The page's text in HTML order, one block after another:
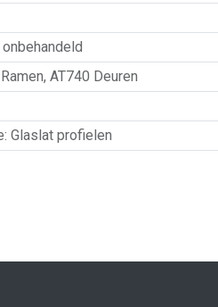
, AT740 Deuren
: Glaslat profielen